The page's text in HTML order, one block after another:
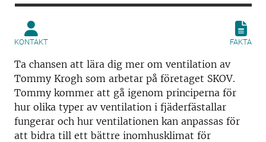
KONTAKT FAKTA
Ta chansen att lära dig mer om ventilation av
Tommy Krogh som arbetar på företaget SKOV.
Tommy kommer att gå igenom principerna för
hur olika typer av ventilation i fjäderfästallar
fungerar och hur ventilationen kan anpassas för
att bidra till ett bättre inomhusklimat för